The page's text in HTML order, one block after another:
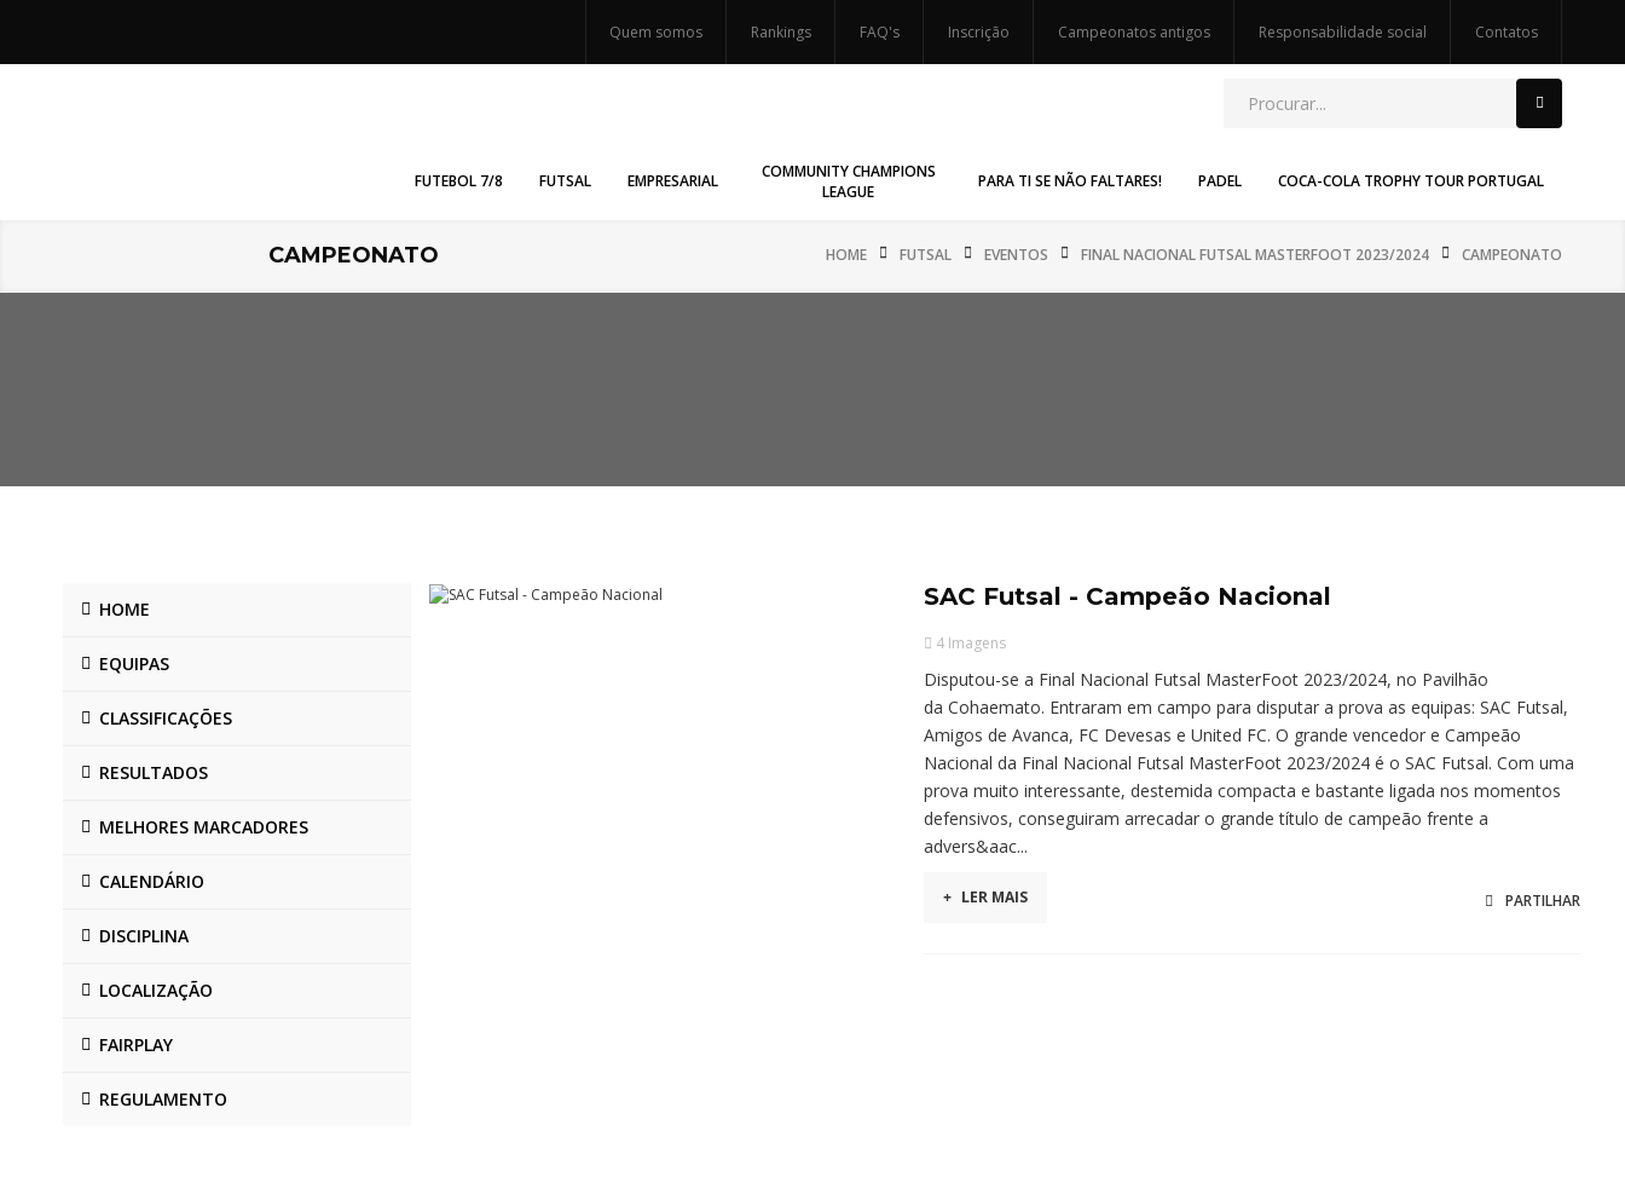
Quem somos Rankings FAQ's Inscrição Campeonatos antigos Responsabilidade social Contatos
FUTEBOL 7/8 FUTSAL EMPRESARIAL
COMMUNITY CHAMPIONS
LEAGUE
PARA TI SE NÃO FALTARES! PADEL COCA-COLA TROPHY TOUR PORTUGAL
CAMPEONATO HOME FUTSAL EVENTOS FINAL NACIONAL FUTSAL MASTERFOOT 2023/2024 CAMPEONATO
HOME
EQUIPAS
CLASSIFICAÇÕES
RESULTADOS
MELHORES MARCADORES
CALENDÁRIO
DISCIPLINA
LOCALIZAÇÃO
FAIRPLAY
REGULAMENTO
SAC Futsal - Campeão Nacional
4 Imagens
Disputou-se a Final Nacional Futsal MasterFoot 2023/2024, no Pavilhão
da Cohaemato. Entraram em campo para disputar a prova as equipas: SAC Futsal,
Amigos de Avanca, FC Devesas e United FC. O grande vencedor e Campeão
Nacional da Final Nacional Futsal MasterFoot 2023/2024 é o SAC Futsal. Com uma
prova muito interessante, destemida compacta e bastante ligada nos momentos
defensivos, conseguiram arrecadar o grande título de campeão frente a
advers&aac...
+ LER MAIS PARTILHAR